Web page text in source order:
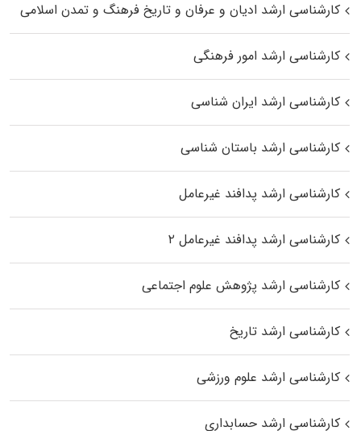
کارشناسی ارشد ادیان و عرفان و تاریخ فرهنگ و تمدن اسلامی
کارشناسی ارشد امور فرهنگی
کارشناسی ارشد ایران شناسی
کارشناسی ارشد باستان شناسی
کارشناسی ارشد پدافند غیرعامل
کارشناسی ارشد پدافند غیرعامل ۲
کارشناسی ارشد پژوهش علوم اجتماعی
کارشناسی ارشد تاریخ
کارشناسی ارشد علوم ورزشی
کارشناسی ارشد حسابداری